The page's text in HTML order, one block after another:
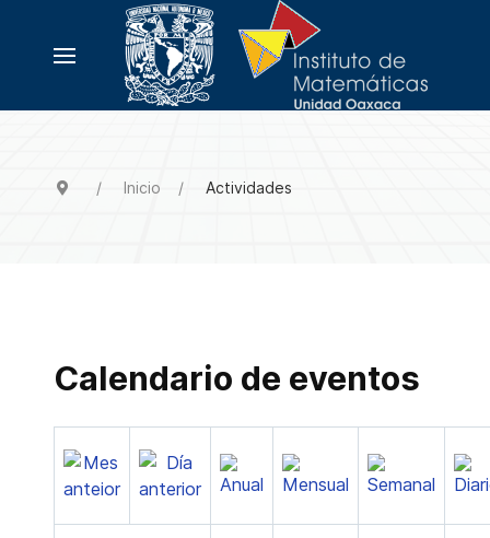
Inicio Actividades
Calendario de eventos